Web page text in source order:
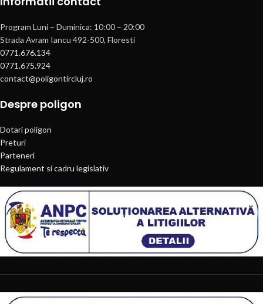
Program Luni – Duminica: 10:00 – 20:00
Strada Avram Iancu 492-500, Floresti
0771.676.134
0771.675.924
contact@poligontircluj.ro
Despre poligon
Dotari poligon
Preturi
Parteneri
Regulament si cadru legislativ